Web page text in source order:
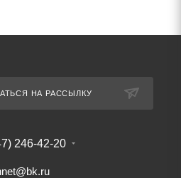
НА РАССЫЛКУ
246-42-20